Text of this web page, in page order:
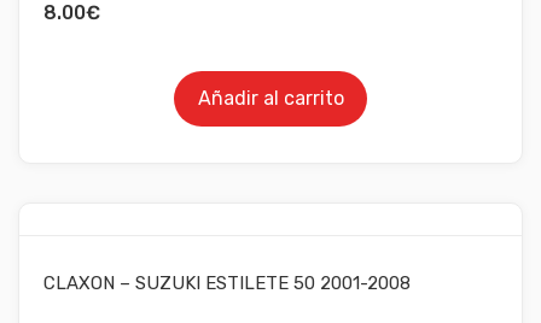
8.00€
Añadir al carrito
CLAXON – SUZUKI ESTILETE 50 2001-2008